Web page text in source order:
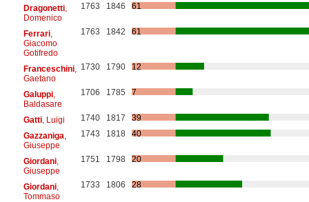
Dragonetti,
Domenico
1763 1846 61
Ferrari,
Giacomo
Gotifredo
1763 1842 61
Franceschini,
Gaetano
1730 1790 12
Galuppi,
Baldasare
1706 1785 7
Gatti, Luigi 1740 1817
39
Gazzaniga
Giuseppe
1743 1818 40
Giordani,
Giuseppe
1751 1798 20
Giordani,
Tommaso
1733 1806 28